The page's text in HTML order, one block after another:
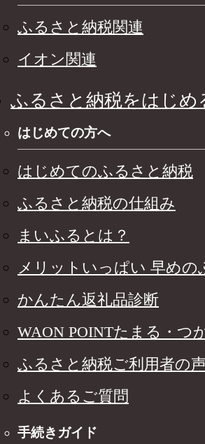
ふるさと納税関連
イオン関連
ふるさと納税をはじめ
はじめての方へ
はじめてのふるさと納税
ふるさと納税の仕組み
まいふるとは？
メリットいっぱい 早めの
かんたん返礼品診断
WAON POINTたまる・つ
ふるさと納税ご利用者の声
よくあるご質問
手続きガイド